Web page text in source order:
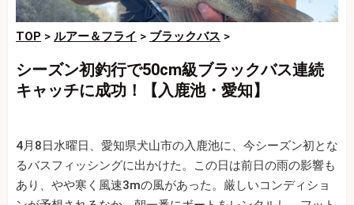
TOP > ルアー＆フライ > ブラックバス >
シーズン初釣行で50cm級ブラックバス連続
キャッチに成功！【入鹿池・愛知】
4月8日水曜日、愛知県犬山市の入鹿池に、今シーズン初とな
るバスフィッシングに出かけた。この日は前日の雨の影響も
あり、やや寒く風速3mの風があった。厳しいコンディショ